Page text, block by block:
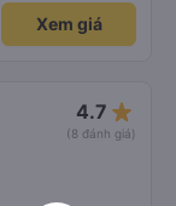
Xem giá
4.7 star_rate
(8 đánh giá)